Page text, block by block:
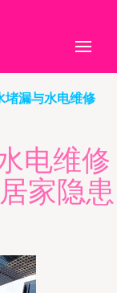
堵漏与水电维修
电维修
家隐患